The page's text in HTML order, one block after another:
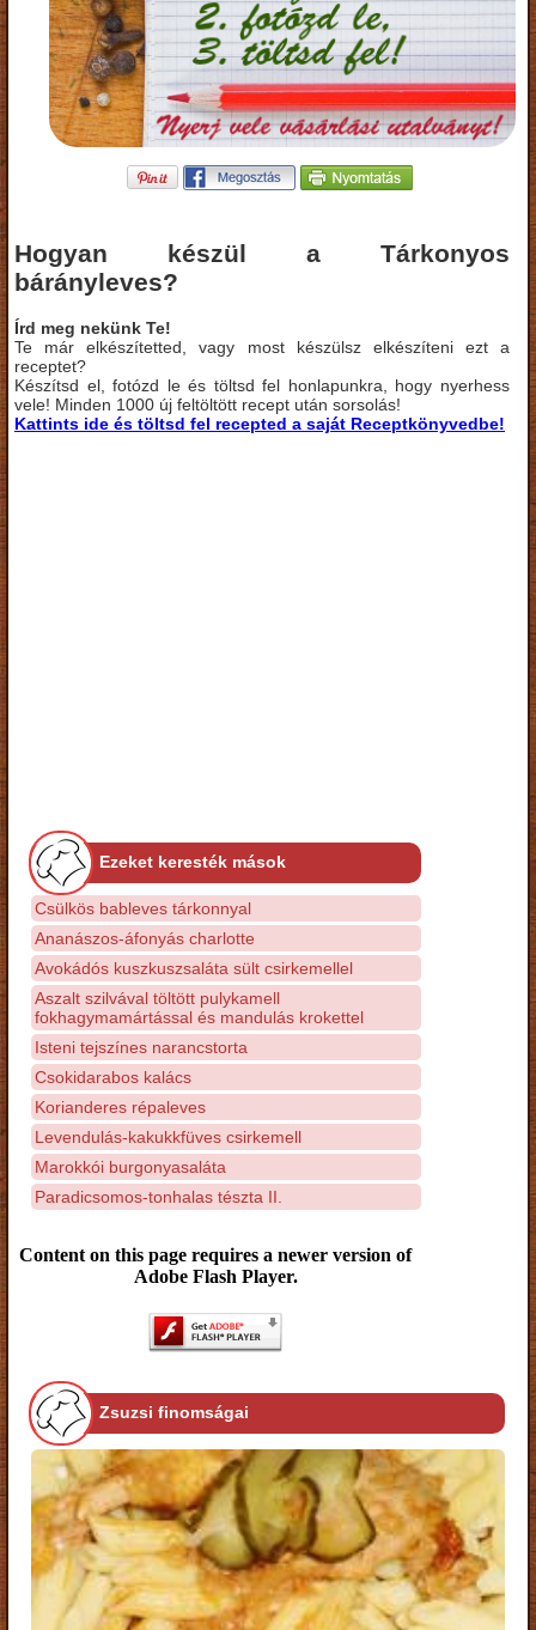
Hogyan készül a Tárkonyos
bárányleves?
Írd meg nekünk Te!
Te már elkészítetted, vagy most készülsz elkészíteni ezt a
receptet?
Készítsd el, fotózd le és töltsd fel honlapunkra, hogy nyerhess
vele! Minden 1000 új feltöltött recept után sorsolás!
Kattints ide és töltsd fel recepted a saját Receptkönyvedbe!
Ezeket keresték mások
Csülkös bableves tárkonnyal
Ananászos-áfonyás charlotte
Avokádós kuszkuszsaláta sült csirkemellel
Aszalt szilvával töltött pulykamell
fokhagymamártással és mandulás krokettel
Isteni tejszínes narancstorta
Csokidarabos kalács
Korianderes répaleves
Levendulás-kakukkfüves csirkemell
Marokkói burgonyasaláta
Paradicsomos-tonhalas tészta II.
Content on this page requires a newer version of
Adobe Flash Player.
Zsuzsi finomságai